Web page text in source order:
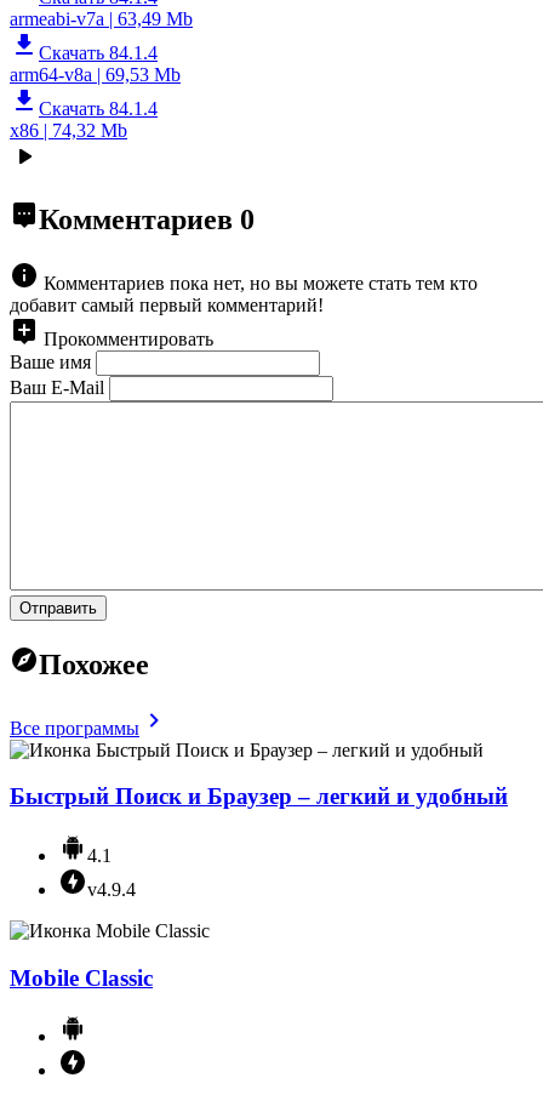
armeabi-v7a | 63,49 Mb
Скачать 84.1.4
arm64-v8a | 69,53 Mb
Скачать 84.1.4
x86 | 74,32 Mb
Комментариев 0
Комментариев пока нет, но вы можете стать тем кто
добавит самый первый комментарий!
Прокомментировать
Ваше имя
Ваш E-Mail
Отправить
Похожее
Все программы
Быстрый Поиск и Браузер – легкий и удобный
4.1
v4.9.4
Mobile Classic